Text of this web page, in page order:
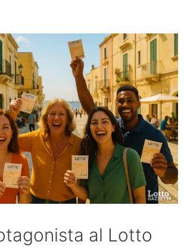
al Lotto